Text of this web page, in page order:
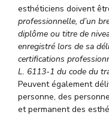
esthéticiens doivent
professionnelle, d’un
diplôme ou titre de
enregistré lors de sa
certifications
L. 6113-1 du code du
Peuvent également
personne, des
et permanent des